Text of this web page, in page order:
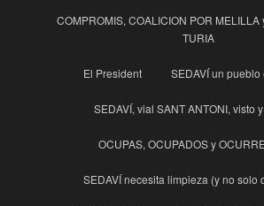
COMPROMIS, COALICION POR
TURIA
El President SEDAVÍ un pueblo
SEDAVÍ, vial SANT ANTONI, visto
OCUPAS, OCUPADOS y
SEDAVÍ necesita limpieza (y no solo